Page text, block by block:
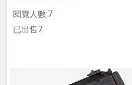
水+發光 G50DD 發光款電動水槍 連
發兒童戲水夏日玩具水戰神器水仗
閱覽人數:7
已出售7